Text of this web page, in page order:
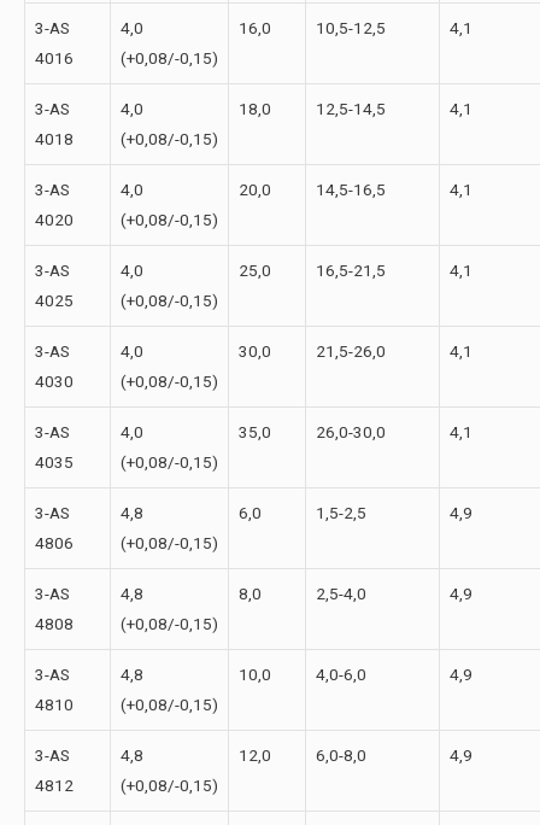
3-АS
4016
4,0
(+0,08/-0,15)
16,0 10,5-12,5 4,1
3-АS
4018
4,0
(+0,08/-0,15)
18,0 12,5-14,5 4,1
3-АS
4020
4,0
(+0,08/-0,15)
20,0 14,5-16,5 4,1
3-АS
4025
4,0
(+0,08/-0,15)
25,0 16,5-21,5 4,1
3-АS
4030
4,0
(+0,08/-0,15)
30,0 21,5-26,0 4,1
3-АS
4035
4,0
(+0,08/-0,15)
35,0 26,0-30,0 4,1
3-АS
4806
4,8
(+0,08/-0,15)
6,0 1,5-2,5 4,9
3-АS
4808
4,8
(+0,08/-0,15)
8,0 2,5-4,0 4,9
3-АS
4810
4,8
(+0,08/-0,15)
10,0 4,0-6,0 4,9
3-АS
4812
4,8
(+0,08/-0,15)
12,0 6,0-8,0 4,9